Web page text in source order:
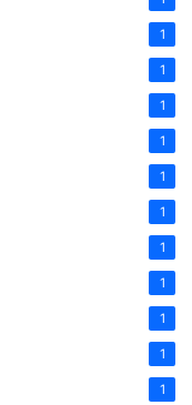
1
1
1
1
1
1
1
1
1
1
1